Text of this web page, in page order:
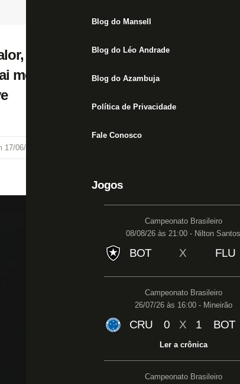
Blog do Mansell
Blog do Léo Andrade
Blog do Azambuja
Política de Privacidade
Fale Conosco
Jogos
Campeonato Brasileiro
08/08/26 às 21:00 - Nilton Santos
BOT X FLU
Campeonato Brasileiro
26/07/26 às 16:00 - Mineirão
CRU 0 X 1 BOT
Ler a crônica
Campeonato Brasileiro
diz que Palmeiras já tem acerto
medir esforços por maior
17/06/26 às 13:34